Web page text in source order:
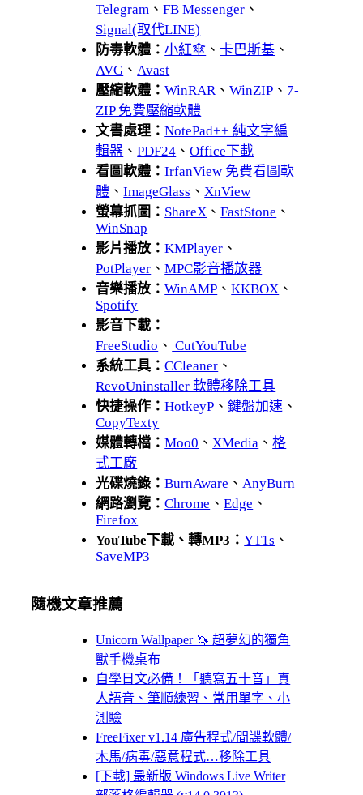
Telegram 、FB Messenger 、
Signal(取代LINE)
防毒軟體：小紅傘 、卡巴斯基 、
AVG 、 Avast
壓縮軟體：WinRAR 、WinZIP 、 7-
ZIP 免費壓縮軟體
文書處理：NotePad++ 純文字編
輯器 、PDF24 、Office下載
看圖軟體：IrfanView 免費看圖軟
體 、ImageGlass 、 XnView
螢幕抓圖： ShareX 、FastStone 、
WinSnap
影片播放：KMPlayer 、
PotPlayer 、MPC影音播放器
音樂播放：WinAMP 、KKBOX 、
Spotify
影音下載：
FreeStudio 、 CutYouTube
系統工具：CCleaner 、
RevoUninstaller 軟體移除工具
快捷操作：HotkeyP 、鍵盤加速 、
CopyTexty
媒體轉檔：Moo0 、 XMedia 、格
式工廠
光碟燒錄：BurnAware 、 AnyBurn
網路瀏覽：Chrome 、Edge 、
Firefox
YouTube下載、轉MP3：YT1s 、
SaveMP3
隨機文章推薦
Unicorn Wallpaper 🦄 超夢幻的獨角
獸手機桌布
自學日文必備！「聽寫五十音」真
人語音、筆順練習、常用單字、小
測驗
FreeFixer v1.14 廣告程式/間諜軟體/
木馬/病毒/惡意程式…移除工具
[下載] 最新版 Windows Live Writer